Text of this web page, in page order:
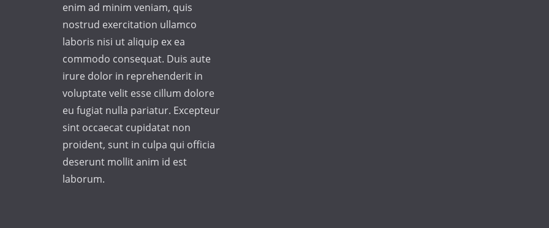
e
:
enim ad minim veniam, quis
nostrud exercitation ullamco
laboris nisi ut aliquip ex ea
commodo consequat. Duis aute
irure dolor in reprehenderit in
voluptate velit esse cillum dolore
eu fugiat nulla pariatur. Excepteur
sint occaecat cupidatat non
proident, sunt in culpa qui officia
deserunt mollit anim id est
laborum.